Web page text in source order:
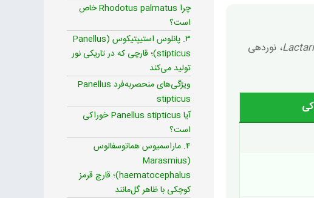
، نوردهی
چرا Rhodotus palmatus خاص
است؟
۳. پانلوس استیپتیکوس (Panellus
stipticus)؛ قارچی که در تاریکی نور
تولید می‌کند
ویژگی‌های منحصربه‌فرد Panellus
stipticus
آیا Panellus stipticus خوراکی
است؟
۴. ماراسمیوس هماتوسفالوس
(Marasmius
haematocephalus)؛ قارچ قرمز
کوچکی با ظاهر گل‌مانند